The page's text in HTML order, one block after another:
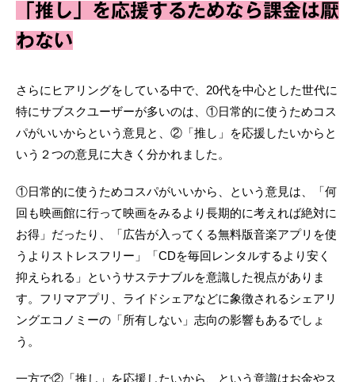
「推し」を応援するためなら課金は厭
わない
さらにヒアリングをしている中で、20代を中心とした世代に
特にサブスクユーザーが多いのは、①日常的に使うためコス
パがいいからという意見と、②「推し」を応援したいからと
いう２つの意見に大きく分かれました。
①日常的に使うためコスパがいいから、という意見は、「何
回も映画館に行って映画をみるより長期的に考えれば絶対に
お得」だったり、「広告が入ってくる無料版音楽アプリを使
うよりストレスフリー」「CDを毎回レンタルするより安く
抑えられる」というサステナブルを意識した視点がありま
す。フリマアプリ、ライドシェアなどに象徴されるシェアリ
ングエコノミーの「所有しない」志向の影響もあるでしょ
う。
一方で②「推し」を応援したいから、という意識はお金やス